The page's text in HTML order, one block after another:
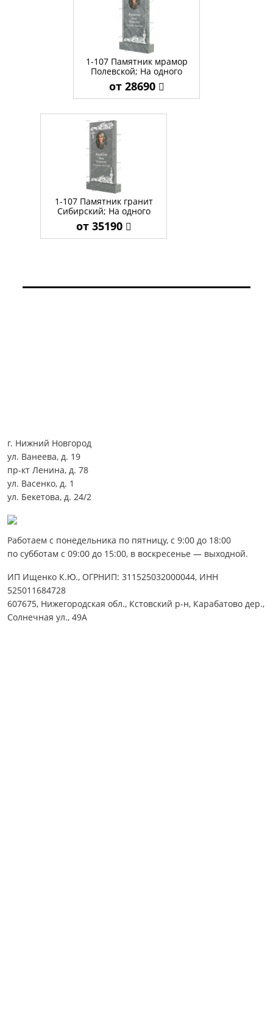
1-107 Памятник мрамор
Полевской; На одного
от 28690
1-107 Памятник гранит
Сибирский; На одного
от 35190
г. Нижний Новгород
ул. Ванеева, д. 19
пр-кт Ленина, д. 78
ул. Васенко, д. 1
ул. Бекетова, д. 24/2
Работаем с понедельника по пятницу, с 9:00 до 18:00
по субботам с 09:00 до 15:00, в воскресенье — выходной.
ИП Ищенко К.Ю., ОГРНИП: 311525032000044, ИНН
525011684728
607675, Нижегородская обл., Кстовский р-н, Карабатово дер.,
Солнечная ул., 49А